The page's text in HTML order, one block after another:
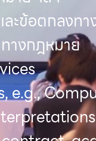
ข้อตกลงทา
างกฎหมาย